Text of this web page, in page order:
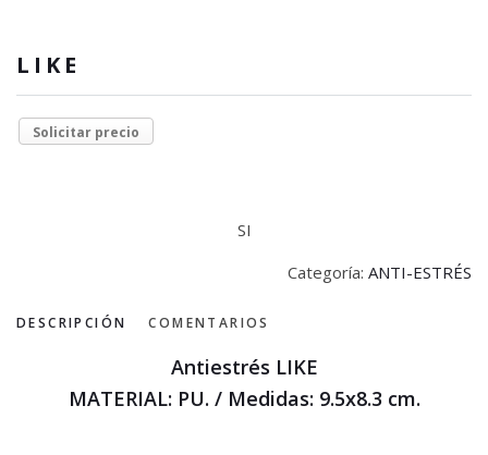
LIKE
Solicitar precio
SI
Categoría: ANTI-ESTRÉS
DESCRIPCIÓN COMENTARIOS
Antiestrés LIKE
MATERIAL: PU. / Medidas: 9.5x8.3 cm.